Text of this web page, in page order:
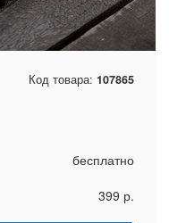
Код товара: 107865
бесплатно
399 р.